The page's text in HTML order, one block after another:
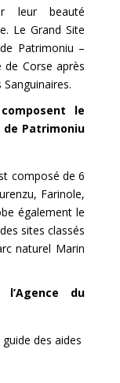
leur beauté
Le Grand Site
Patrimoniu –
Corse après
le
de Patrimoniu
composé de 6
Farinole,
également le
sites classés
naturel Marin
du
des aides